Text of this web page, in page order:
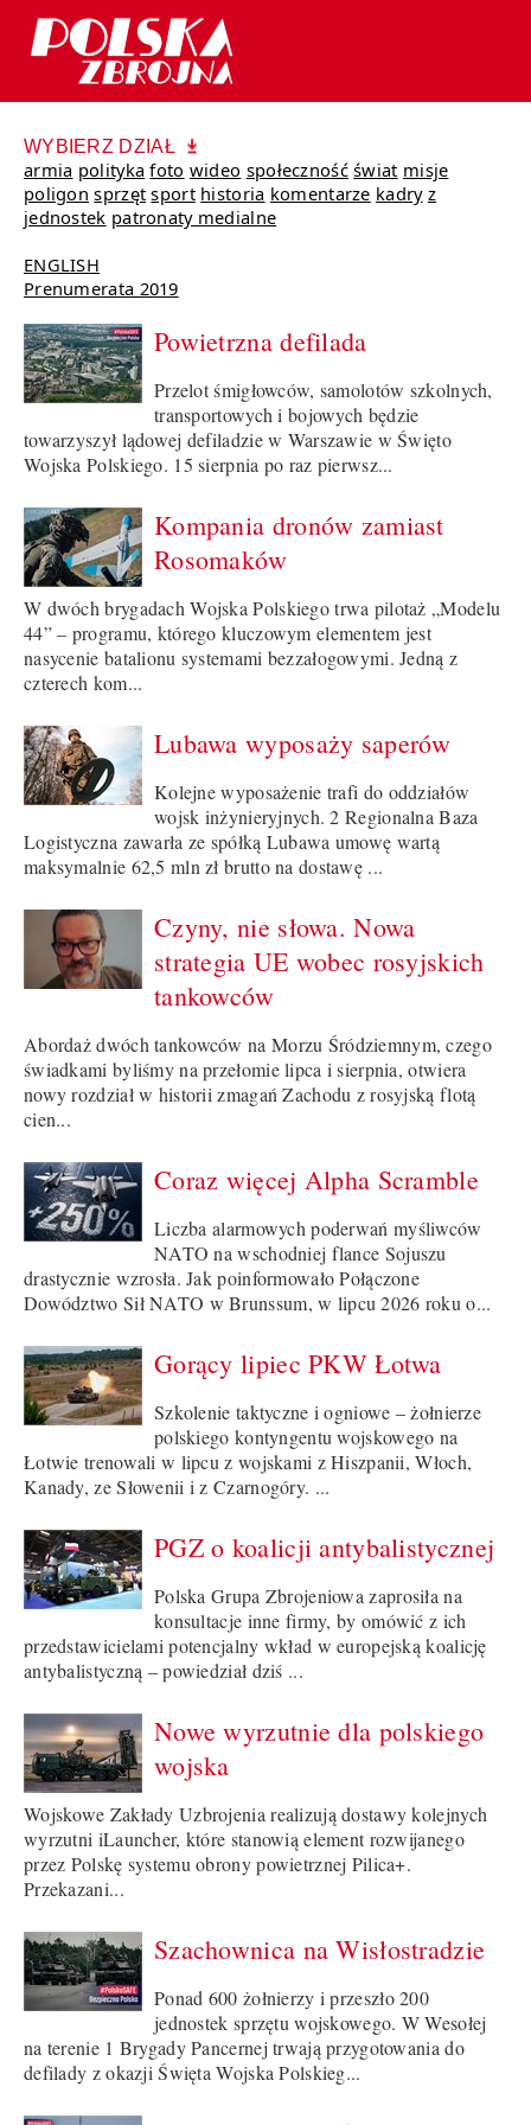
WYBIERZ DZIAŁ
armia polityka foto wideo społeczność świat misje
poligon sprzęt sport historia komentarze kadry z
jednostek patronaty medialne
ENGLISH
Prenumerata 2019
Powietrzna defilada
Przelot śmigłowców, samolotów szkolnych,
transportowych i bojowych będzie
towarzyszył lądowej defiladzie w Warszawie w Święto
Wojska Polskiego. 15 sierpnia po raz pierwsz...
Kompania dronów zamiast
Rosomaków
W dwóch brygadach Wojska Polskiego trwa pilotaż „Modelu
44” – programu, którego kluczowym elementem jest
nasycenie batalionu systemami bezzałogowymi. Jedną z
czterech kom...
Lubawa wyposaży saperów
Kolejne wyposażenie trafi do oddziałów
wojsk inżynieryjnych. 2 Regionalna Baza
Logistyczna zawarła ze spółką Lubawa umowę wartą
maksymalnie 62,5 mln zł brutto na dostawę ...
Czyny, nie słowa. Nowa
strategia UE wobec rosyjskich
tankowców
Abordaż dwóch tankowców na Morzu Śródziemnym, czego
świadkami byliśmy na przełomie lipca i sierpnia, otwiera
nowy rozdział w historii zmagań Zachodu z rosyjską flotą
cien...
Coraz więcej Alpha Scramble
Liczba alarmowych poderwań myśliwców
NATO na wschodniej flance Sojuszu
drastycznie wzrosła. Jak poinformowało Połączone
Dowództwo Sił NATO w Brunssum, w lipcu 2026 roku o...
Gorący lipiec PKW Łotwa
Szkolenie taktyczne i ogniowe – żołnierze
polskiego kontyngentu wojskowego na
Łotwie trenowali w lipcu z wojskami z Hiszpanii, Włoch,
Kanady, ze Słowenii i z Czarnogóry. ...
PGZ o koalicji antybalistycznej
Polska Grupa Zbrojeniowa zaprosiła na
konsultacje inne firmy, by omówić z ich
przedstawicielami potencjalny wkład w europejską koalicję
antybalistyczną – powiedział dziś ...
Nowe wyrzutnie dla polskiego
wojska
Wojskowe Zakłady Uzbrojenia realizują dostawy kolejnych
wyrzutni iLauncher, które stanowią element rozwijanego
przez Polskę systemu obrony powietrznej Pilica+.
Przekazani...
Szachownica na Wisłostradzie
Ponad 600 żołnierzy i przeszło 200
jednostek sprzętu wojskowego. W Wesołej
na terenie 1 Brygady Pancernej trwają przygotowania do
defilady z okazji Święta Wojska Polskieg...